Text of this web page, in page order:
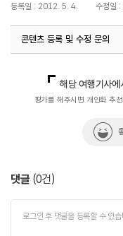
등록일 : 2012. 5. 4. 수정일
콘텐츠 등록 및 수정 문의
해당 여행기사
평가를 해주시면 개인화 추
댓글 (0건)